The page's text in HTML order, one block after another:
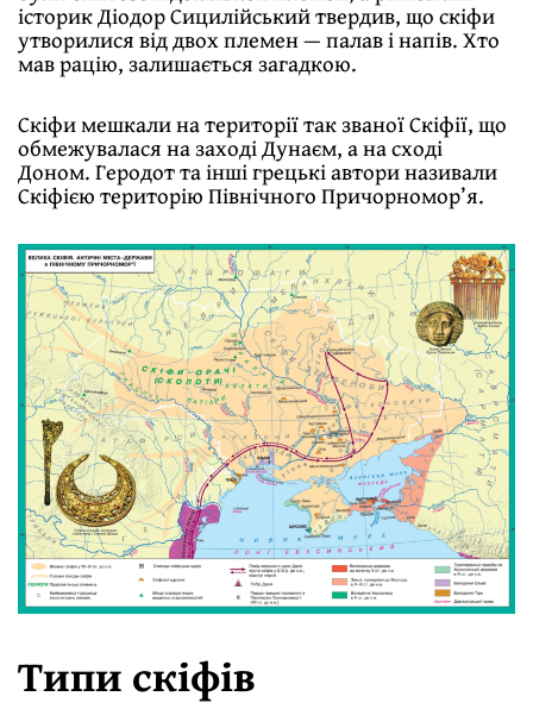
історик Діодор Сицилійський твердив, що скiфи
утворилися від двох племен — палав i напів. Хто
мав рацію, залишається загадкою.
Скіфи мешкали на території так званої Скіфії, що
обмежувалася на заходi Дунаєм, а на сходi
Доном. Геродот та iншi грецькі автори називали
Скіфією територію Північного Причорномор’я.
Типи скіфів